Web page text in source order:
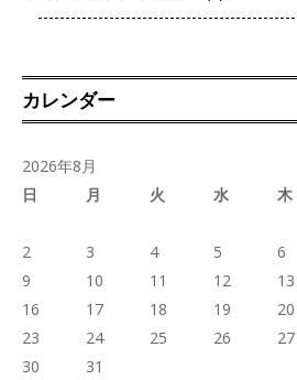
カレンダー
2026年8月
日
月 火 水 木
2
3 4 5 6
9
10 11 12 13
16
17 18 19 20
23
24 25 26 27
30
31